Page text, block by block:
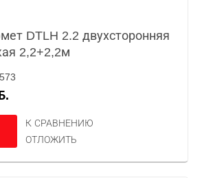
DTLH 2.2 двухсторонняя
2,2+2,2м
К СРАВНЕНИЮ
ОТЛОЖИТЬ